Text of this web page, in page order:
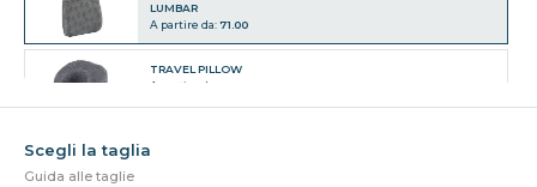
LUMBAR
A partire da:71.00
TRAVEL PILLOW
A partire da:
Guida alle taglie